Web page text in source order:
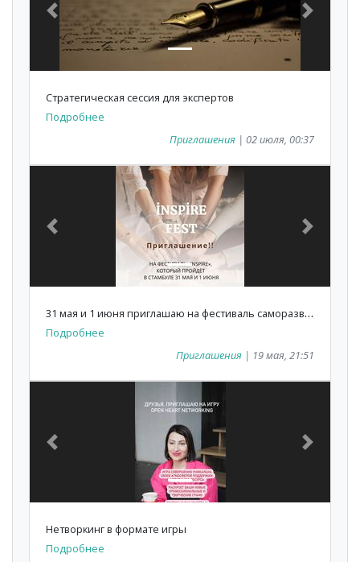
Previous Next
Стратегическая сессия для экспертов
Подробнее
Приглашения | 02 июля, 00:37
Previous Next
3
1 мая и 1 июня приглашаю на фестиваль саморазвития и духовных практик в Стамбуле
Подробнее
Приглашения | 19 мая, 21:51
Previous Next
Нетворкинг в формате игры
Подробнее